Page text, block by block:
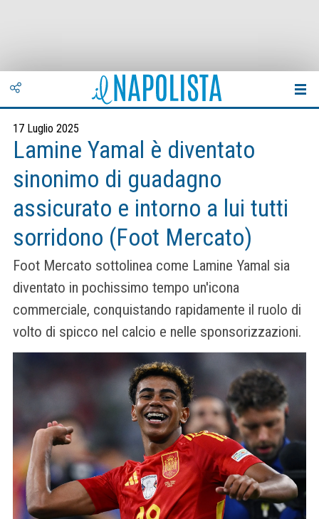
17 Luglio 2025
Lamine Yamal è diventato
sinonimo di guadagno
assicurato e intorno a lui tutti
sorridono (Foot Mercato)
Foot Mercato sottolinea come Lamine Yamal sia
diventato in pochissimo tempo un'icona
commerciale, conquistando rapidamente il ruolo di
volto di spicco nel calcio e nelle sponsorizzazioni.